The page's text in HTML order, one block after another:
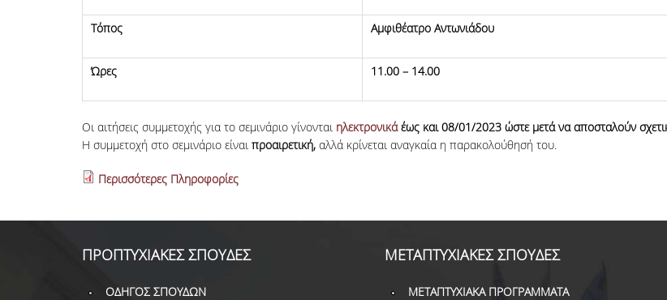
Τόπος Αμφιθέατρο Αντωνιάδου
Ώρες 11.00 – 14.00
Οι αιτήσεις συμμετοχής για το σεμινάριο γίνονται ηλεκτρονικά έως και 08/01/2023 ώστε μετά να αποσταλούν
Η συμμετοχή στο σεμινάριο είναι προαιρετική,αλλά κρίνεται αναγκαία η παρακολούθησή του.
Περισσότερες Πληροφορίες
ΠΡΟΠΤΥΧΙΑΚΕΣ ΣΠΟΥΔΕΣ
ΟΔΗΓΟΣ ΣΠΟΥΔΩΝ
ΜΕΤΑΠΤΥΧΙΑΚΕΣ ΣΠΟΥΔΕΣ
ΜΕΤΑΠΤΥΧΙΑΚΑ ΠΡΟΓΡΑΜΜΑΤΑ